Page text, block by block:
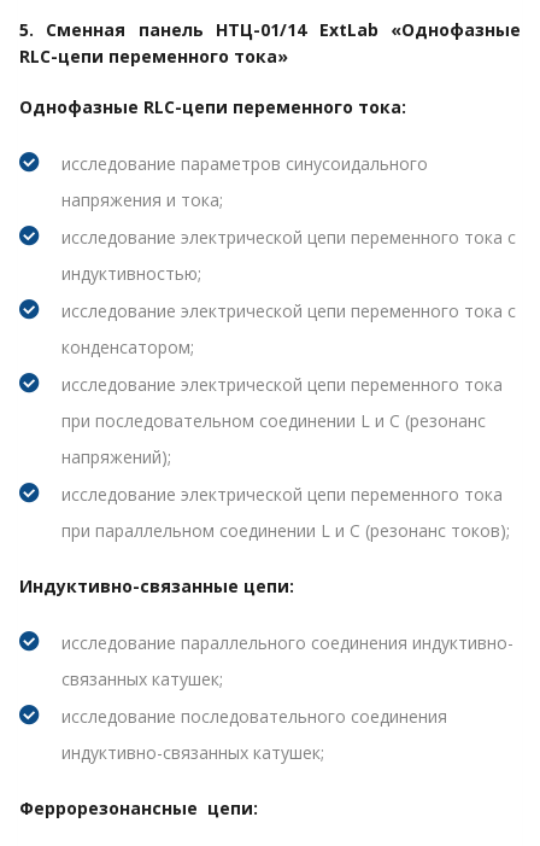
5. Сменная панель НТЦ-01/14 ExtLab «Однофазные
RLC-цепи переменного тока»
Однофазные RLC-цепи переменного тока:
исследование параметров синусоидального
напряжения и тока;
исследование электрической цепи переменного тока с
индуктивностью;
исследование электрической цепи переменного тока с
конденсатором;
исследование электрической цепи переменного тока
при последовательном соединении L и С (резонанс
напряжений);
исследование электрической цепи переменного тока
при параллельном соединении L и С (резонанс токов);
Индуктивно-связанные цепи:
исследование параллельного соединения индуктивно-
связанных катушек;
исследование последовательного соединения
индуктивно-связанных катушек;
Феррорезонансные цепи: